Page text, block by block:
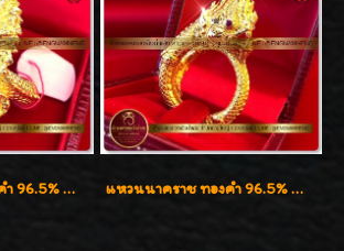
แหวนนาคราช ทองคำ 96.5% น้ำหนัก 1 บาท (15.2g) แหวนนาคราช ทองคำ 96.5% น้ำหนัก 21.2g งานดีไซน์สวยมากๆค่ะ